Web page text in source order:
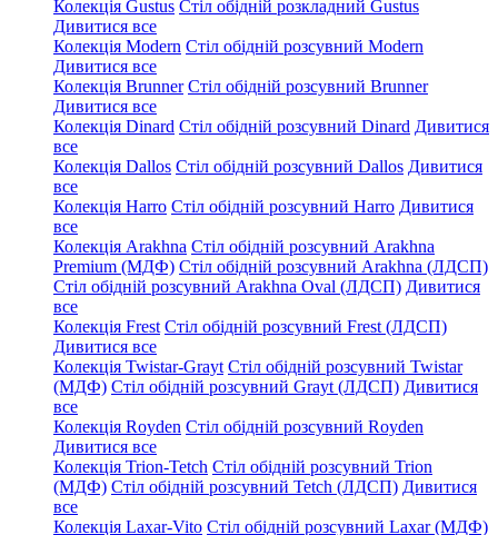
Колекція Gustus Стіл обідній розкладний Gustus
Дивитися все
Колекція Modern Стіл обідній розсувний Modern
Дивитися все
Колекція Brunner Стіл обідній розсувний Brunner
Дивитися все
Колекція Dinard Стіл обідній розсувний Dinard Дивитися
все
Колекція Dallos Стіл обідній розсувний Dallos Дивитися
все
Колекція Harro Стіл обідній розсувний Harro Дивитися
все
Колекція Arakhna Стіл обідній розсувний Arakhna
Premium (МДФ) Стіл обідній розсувний Arakhna (ЛДСП)
Стіл обідній розсувний Arakhna Oval (ЛДСП) Дивитися
все
Колекція Frest Стіл обідній розсувний Frest (ЛДСП)
Дивитися все
Колекція Twistar-Grayt Стіл обідній розсувний Twistar
(МДФ) Стіл обідній розсувний Grayt (ЛДСП) Дивитися
все
Колекція Royden Стіл обідній розсувний Royden
Дивитися все
Колекція Trion-Tetch Стіл обідній розсувний Trion
(МДФ) Стіл обідній розсувний Tetch (ЛДСП) Дивитися
все
Колекція Laxar-Vito Стіл обідній розсувний Laxar (МДФ)